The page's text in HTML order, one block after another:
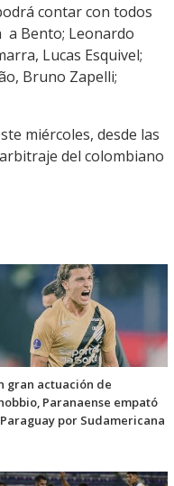
contar con todos
a Bento; Leonardo
Lucas Esquivel;
Bruno Zapelli;
miércoles, desde las
del colombiano
gran actuación de
Paranaense empató
por Sudamericana